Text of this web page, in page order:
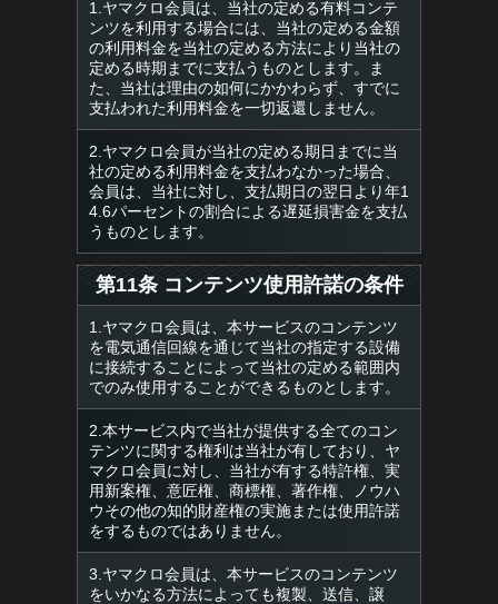
1.ヤマクロ会員は、当社の定める有料コンテ
ンツを利用する場合には、当社の定める金額
の利用料金を当社の定める方法により当社の
定める時期までに支払うものとします。ま
た、当社は理由の如何にかかわらず、すでに
支払われた利用料金を一切返還しません。
2.ヤマクロ会員が当社の定める期日までに当
社の定める利用料金を支払わなかった場合、
会員は、当社に対し、支払期日の翌日より年1
4.6パーセントの割合による遅延損害金を支払
うものとします。
第11条 コンテンツ使用許諾の条件
1.ヤマクロ会員は、本サービスのコンテンツ
を電気通信回線を通じて当社の指定する設備
に接続することによって当社の定める範囲内
でのみ使用することができるものとします。
2.本サービス内で当社が提供する全てのコン
テンツに関する権利は当社が有しており、ヤ
マクロ会員に対し、当社が有する特許権、実
用新案権、意匠権、商標権、著作権、ノウハ
ウその他の知的財産権の実施または使用許諾
をするものではありません。
3.ヤマクロ会員は、本サービスのコンテンツ
をいかなる方法によっても複製、送信、譲